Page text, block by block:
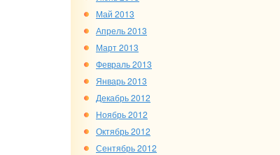
Май 2013
Апрель 2013
Март 2013
Февраль 2013
Январь 2013
Декабрь 2012
Ноябрь 2012
Октябрь 2012
Сентябрь 2012